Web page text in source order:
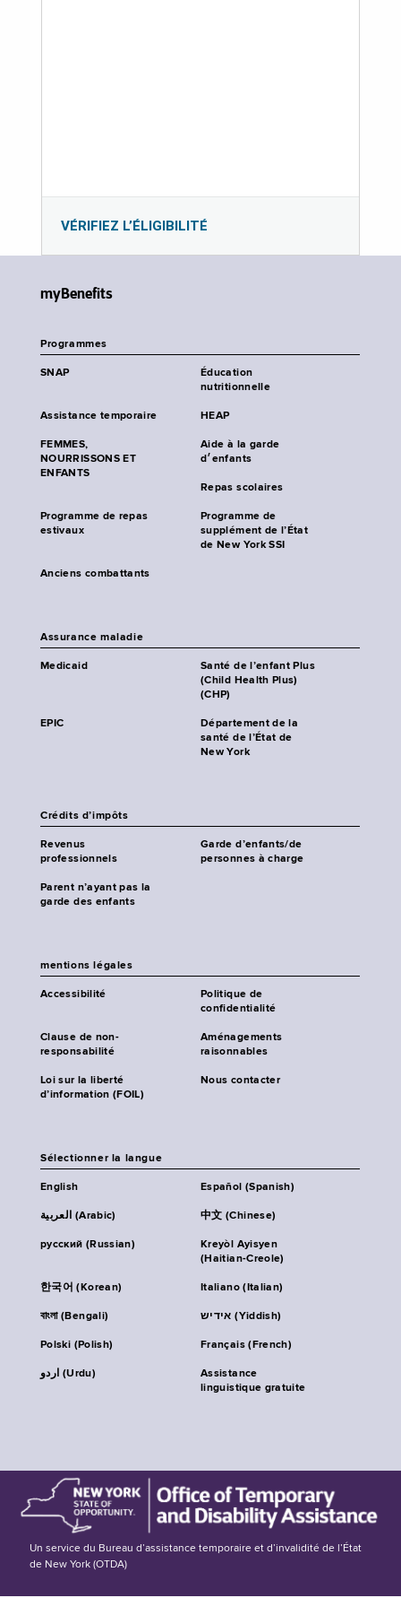
VÉRIFIEZ L’ÉLIGIBILITÉ
myBenefits
Programmes
SNAP
Éducation
nutritionnelle
Assistance temporaire HEAP
FEMMES,
NOURRISSONS ET
ENFANTS
Aide à la garde
d׳enfants
Repas scolaires
Programme de repas
estivaux
Programme de
supplément de l’État
de New York SSI
Anciens combattants
Assurance maladie
Medicaid
Santé de l’enfant Plus
(Child Health Plus)
(CHP)
EPIC
Département de la
santé de l’État de
New York
Crédits d’impôts
Revenus
professionnels
Garde d’enfants/de
personnes à charge
Parent n’ayant pas la
garde des enfants
mentions légales
Accessibilité
Politique de
confidentialité
Clause de non-
responsabilité
Aménagements
raisonnables
Loi sur la liberté
d’information (FOIL)
Nous contacter
Sélectionner la langue
English Español (Spanish)
العربية (Arabic) 中文 (Chinese)
русский (Russian)
Kreyòl Ayisyen
(Haitian-Creole)
한국어 (Korean) Italiano (Italian)
বাংলা (Bengali) אידיש (Yiddish)
Polski (Polish) Français (French)
اردو (Urdu)
Assistance
linguistique gratuite
Un service du Bureau d’assistance temporaire et d’invalidité de l’État
de New York (OTDA)